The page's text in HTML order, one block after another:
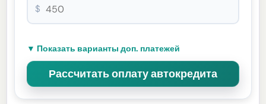
$
▼ Показать варианты доп. платежей